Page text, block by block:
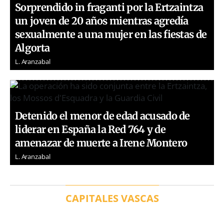
Sorprendido in fraganti por la Ertzaintza
un joven de 20 años mientras agredía
sexualmente a una mujer en las fiestas de
Algorta
L. Aranzabal
Detenido el menor de edad acusado de
liderar en España la Red 764 y de
amenazar de muerte a Irene Montero
L. Aranzabal
CAPITALES VASCAS